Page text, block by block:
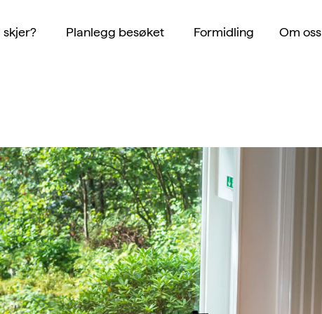
skjer? Planlegg besøket Formidling Om oss